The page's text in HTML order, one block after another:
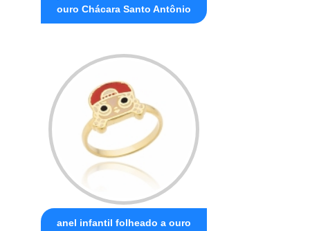
ouro Chácara Santo Antônio
anel infantil folheado a ouro